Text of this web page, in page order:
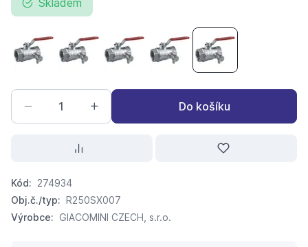
Skladem
kulový uzávěr voda s vypouštěním Giacomini R 250 DS
kulový uzávěr voda s vypouštěním Giacomini
kulový uzávěr voda s vypouštěním
kulový uzávěr voda s
kulový uzávěr
Do košíku
Kód: 274934
Obj.č./typ: R250SX007
Výrobce: GIACOMINI CZECH, s.r.o.